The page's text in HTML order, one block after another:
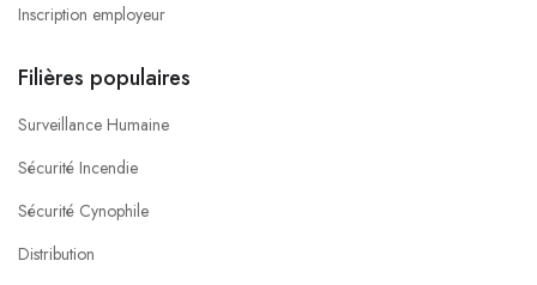
Inscription employeur
Filières populaires
Surveillance Humaine
Sécurité Incendie
Sécurité Cynophile
Distribution